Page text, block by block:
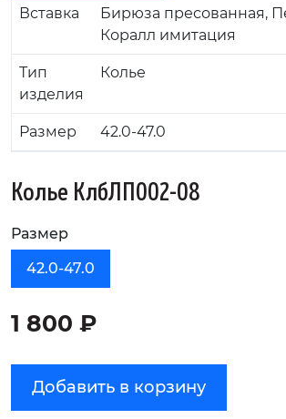
Вставка
Бирюза пресованная,
Коралл имитация
Тип
изделия
Колье
Размер 42.0-47.0
Колье КлбЛП002-08
Размер
42.0-47.0
1 800 ₽
Добавить в корзину